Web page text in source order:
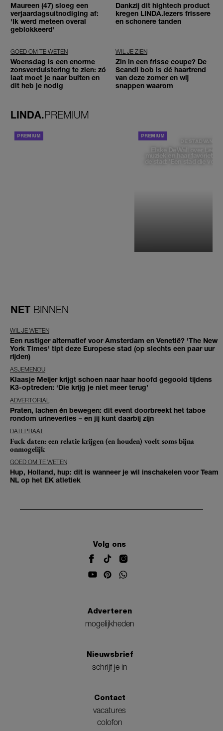
Maureen (47) sloeg een
verjaardagsuitnodiging af:
'Ik werd meteen overal
geblokkeerd'
Dankzij dit hightech product
kregen LINDA.lezers frissere
en schonere tanden
GOED OM TE WETEN
Woensdag is een enorme
zonsverduistering te zien: zó
laat moet je naar buiten en
dit heb je nodig
WIL JE ZIEN
Zin in een frisse coupe? De
Scandi bob is dé haartrend
van deze zomer en wij
snappen waarom
LINDA.PREMIUM
DE STAD VAN
Elske DeWall over
muziek en haar favoriete
de stad: 'Een stad die
NET BINNEN
WIL JE WETEN
Een rustiger alternatief voor Amsterdam en Venetië? 'The New
York Times' tipt deze Europese stad (op slechts een paar uur
rijden)
ASJEMENOU
Klaasje Meijer krijgt schoen naar haar hoofd gegooid tijdens
K3-optreden: ‘Die krijg je niet meer terug’
ADVERTORIAL
Praten, lachen én bewegen: dit event doorbreekt het taboe
rondom urineverlies – en jij kunt daarbij zijn
DATEPRAAT
Fuck daten: een relatie krijgen (en houden) voelt soms bijna
onmogelijk
GOED OM TE WETEN
Hup, Holland, hup: dit is wanneer je wil inschakelen voor Team
NL op het EK atletiek
Volg ons
Adverteren
mogelijkheden
Nieuwsbrief
schrijf je in
Contact
vacatures
colofon